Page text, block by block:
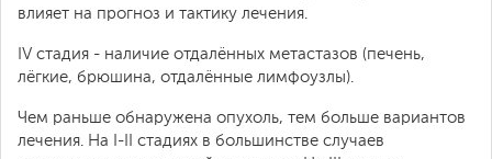
влияет на прогноз и тактику лечения.
IV стадия - наличие отдалённых метастазов (печень,
лёгкие, брюшина, отдалённые лимфоузлы).
Чем раньше обнаружена опухоль, тем больше вариантов
лечения. На I-II стадиях в большинстве случаев